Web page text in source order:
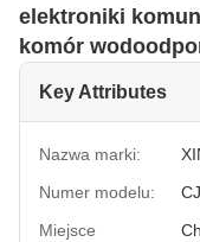
elektroniki
komór
Key Attributes
Nazwa marki:
Numer modelu:
Miejsce